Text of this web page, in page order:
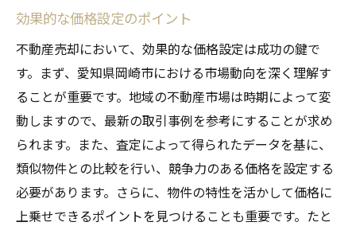
効果的な価格設定のポイント
不動産売却において、効果的な価格設定は成功の鍵で
す。まず、愛知県岡崎市における市場動向を深く理解す
ることが重要です。地域の不動産市場は時期によって変
動しますので、最新の取引事例を参考にすることが求め
られます。また、査定によって得られたデータを基に、
類似物件との比較を行い、競争力のある価格を設定する
必要があります。さらに、物件の特性を活かして価格に
上乗せできるポイントを見つけることも重要です。たと